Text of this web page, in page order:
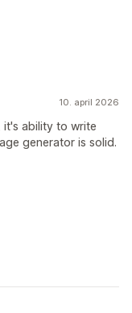
10. april 2026
it's ability to write
generator is solid.